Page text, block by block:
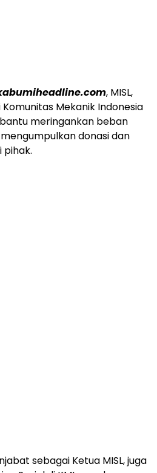
, MISL,
Mekanik Indonesia
meringankan beban
donasi dan
sebagai Ketua MISL, juga